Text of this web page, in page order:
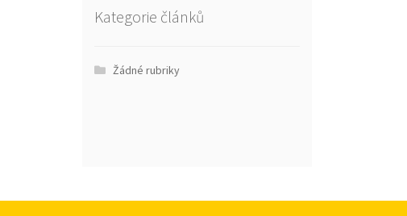
Kategorie článků
Žádné rubriky